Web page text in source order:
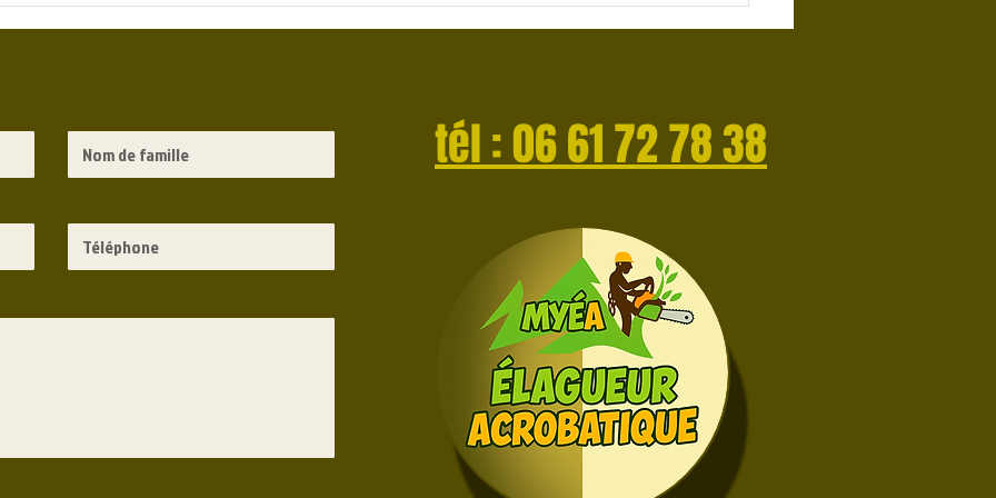
Faux Acacias et Ailante, Élagage
dans le 7eme Marseille ?
tél : 06 61 72 78 38